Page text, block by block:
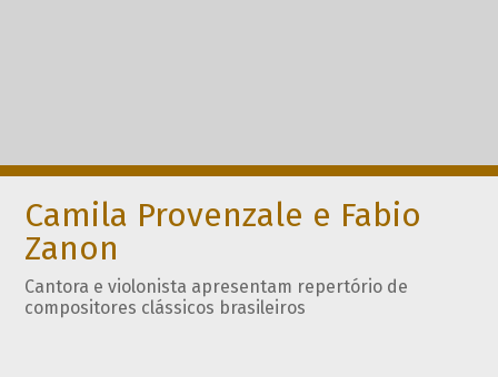
Camila Provenzale e Fabio
Zanon
Cantora e violonista apresentam repertório de
compositores clássicos brasileiros